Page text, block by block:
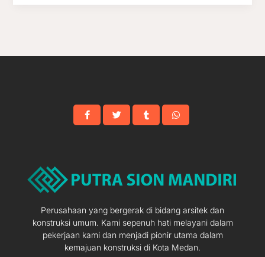
Perusahaan yang bergerak di bidang arsitek dan
konstruksi umum. Kami sepenuh hati melayani dalam
pekerjaan kami dan menjadi pionir utama dalam
kemajuan konstruksi di Kota Medan.